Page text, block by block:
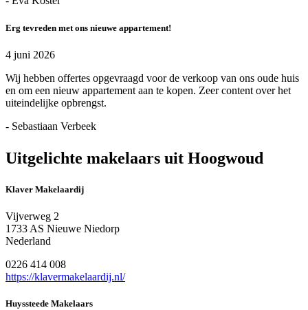
Erg tevreden met ons nieuwe appartement!
4 juni 2026
Wij hebben offertes opgevraagd voor de verkoop van ons oude huis
en om een nieuw appartement aan te kopen. Zeer content over het
uiteindelijke opbrengst.
- Sebastiaan Verbeek
Uitgelichte makelaars uit Hoogwoud
Klaver Makelaardij
Vijverweg 2
1733 AS Nieuwe Niedorp
Nederland
0226 414 008
https://klavermakelaardij.nl/
Huyssteede Makelaars